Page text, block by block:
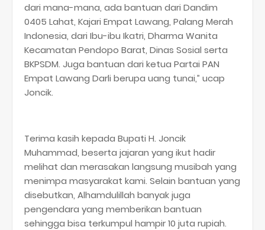
dari mana-mana, ada bantuan dari Dandim
0405 Lahat, Kajari Empat Lawang, Palang Merah
Indonesia, dari Ibu-ibu Ikatri, Dharma Wanita
Kecamatan Pendopo Barat, Dinas Sosial serta
BKPSDM. Juga bantuan dari ketua Partai PAN
Empat Lawang Darli berupa uang tunai,” ucap
Joncik.
Terima kasih kepada Bupati H. Joncik
Muhammad, beserta jajaran yang ikut hadir
melihat dan merasakan langsung musibah yang
menimpa masyarakat kami. Selain bantuan yang
disebutkan, Alhamdulillah banyak juga
pengendara yang memberikan bantuan
sehingga bisa terkumpul hampir 10 juta rupiah.